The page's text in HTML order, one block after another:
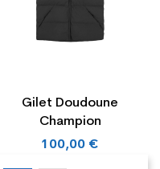
Gilet Doudoune
Champion
100,00 €